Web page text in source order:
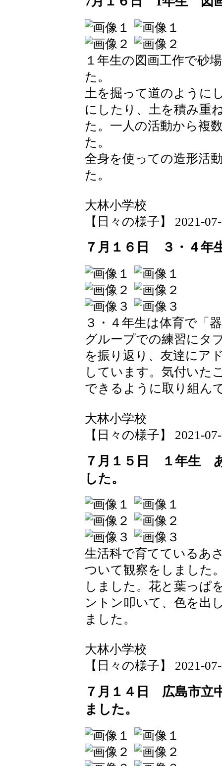
１年生の図画工作で砂
た。
土を掘って道のように
にしたり、土を積み重
た。一人の活動から複
た。
全身を使っての造形活
た。
大林小学校
【日々の様子】 2021-
７月１６日 ３・４年
３・４年生は体育で「
グループでの練習にタ
を振り返り、友達にア
しています。気付いた
できるように取り組ん
大林小学校
【日々の様子】 2021-
７月１５日 １年生
した。
生活科で育てているあ
ついて観察をしました
しました。花と葉っ
ントン叩いて、色を出
ました。
大林小学校
【日々の様子】 2021-
７月１４日 広島市立
ました。